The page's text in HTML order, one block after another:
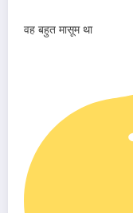
वह बहुत मासूम था